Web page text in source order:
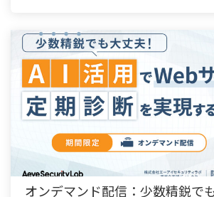
オンデマンド配信：少数精鋭で